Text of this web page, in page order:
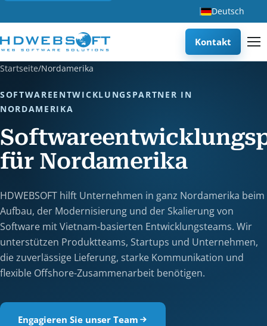
Deutsch
Kontakt
Startseite/Nordamerika
SOFTWAREENTWICKLUNGSPARTNER IN
NORDAMERIKA
für Nordamerika
HDWEBSOFT hilft Unternehmen in ganz Nordamerika beim
Aufbau, der Modernisierung und der Skalierung von
Software mit Vietnam-basierten Entwicklungsteams. Wir
unterstützen Produktteams, Startups und Unternehmen,
die zuverlässige Lieferung, starke Kommunikation und
flexible Offshore-Zusammenarbeit benötigen.
Engagieren Sie unser Team